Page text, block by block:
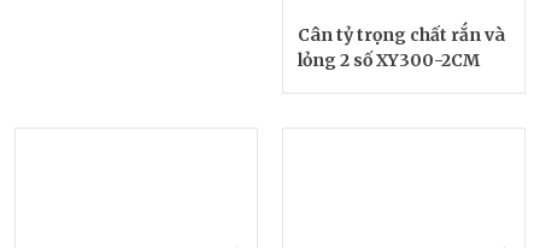
Cân tỷ trọng chất rắn và
lỏng 2 số XY300-2CM